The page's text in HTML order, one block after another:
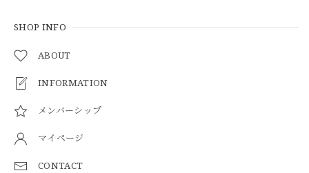
SHOP INFO
ABOUT
INFORMATION
メンバーシップ
マイページ
CONTACT